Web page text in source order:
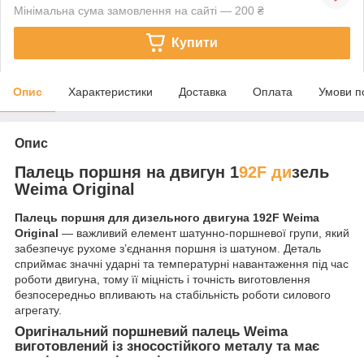
Мінімальна сума замовлення на сайті — 200 ₴
Купити
Опис Характеристики Доставка Оплата Умови
Опис
Палець поршня на двигун 192F дизель
Weima Original
Палець поршня для дизельного двигуна 192F Weima
Original — важливий елемент шатунно-поршневої групи, який
забезпечує рухоме з’єднання поршня із шатуном. Деталь
сприймає значні ударні та температурні навантаження під час
роботи двигуна, тому її міцність і точність виготовлення
безпосередньо впливають на стабільність роботи силового
агрегату.
Оригінальний поршневий палець Weima
виготовлений із зносостійкого металу та має